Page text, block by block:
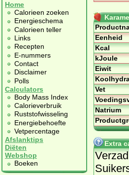
Home
Calorieen zoeken
Energieschema
Calorieen teller
Links
Recepten
E-nummers
Contact
Disclaimer
Polls
Calculators
Body Mass Index
Calorieverbruik
Ruststofwisseling
Energiebehoefte
Vetpercentage
Afslanktips
Diëten
Webshop
Boeken
Eenheid
Kcal
kJoule
Eiwit
Vet
Natrium
Extra